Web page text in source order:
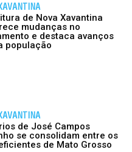
de Nova Xavantina
mudanças no
e destaca avanços
população
de José Campos
se consolidam entre os
de Mato Grosso